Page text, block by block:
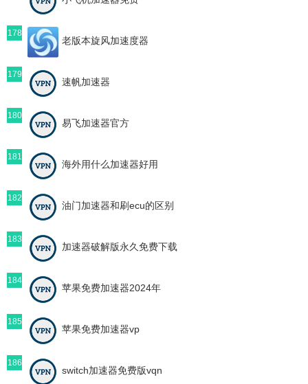
178
老版本旋风加速度器
179
速帆加速器
180
易飞加速器官方
181
海外用什么加速器好用
182
油门加速器和刷ecu的区别
183
加速器破解版永久免费下载
184
苹果免费加速器2024年
185
苹果免费加速器vp
186
switch加速器免费版vqn